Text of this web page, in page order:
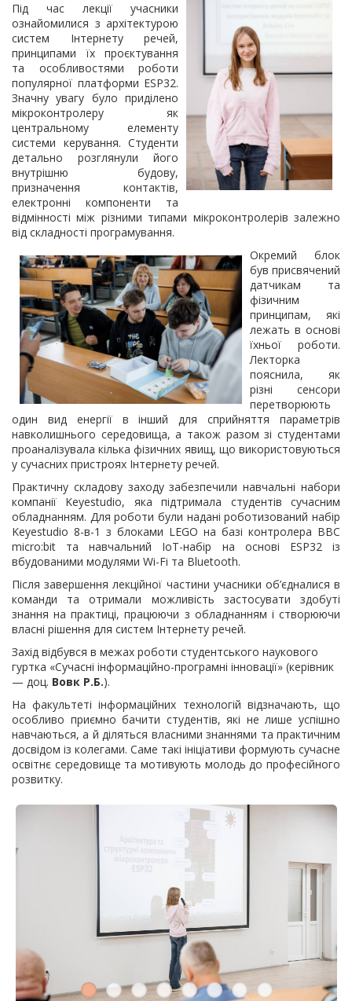
Під час лекції учасники
ознайомилися з архітектурою
систем Інтернету речей,
принципами їх проєктування
та особливостями роботи
популярної платформи ESP32.
Значну увагу було приділено
мікроконтролеру як
центральному елементу
системи керування. Студенти
детально розглянули його
внутрішню будову,
призначення контактів,
електронні компоненти та
відмінності між різними типами мікроконтролерів залежно
від складності програмування.
Окремий блок
був присвячений
датчикам та
фізичним
принципам, які
лежать в основі
їхньої роботи.
Лекторка
пояснила, як
різні сенсори
перетворюють
один вид енергії в інший для сприйняття параметрів
навколишнього середовища, а також разом зі студентами
проаналізувала кілька фізичних явищ, що використовуються
у сучасних пристроях Інтернету речей.
Практичну складову заходу забезпечили навчальні набори
компанії Keyestudio, яка підтримала студентів сучасним
обладнанням. Для роботи були надані роботизований набір
Keyestudio 8-в-1 з блоками LEGO на базі контролера BBC
micro:bit та навчальний IoT-набір на основі ESP32 із
вбудованими модулями Wi-Fi та Bluetooth.
Після завершення лекційної частини учасники об’єдналися в
команди та отримали можливість застосувати здобуті
знання на практиці, працюючи з обладнанням і створюючи
власні рішення для систем Інтернету речей.
Захід відбувся в межах роботи студентського наукового
гуртка «Сучасні інформаційно-програмні інновації» (керівник
— доц. Вовк Р.Б.).
На факультеті інформаційних технологій відзначають, що
особливо приємно бачити студентів, які не лише успішно
навчаються, а й діляться власними знаннями та практичним
досвідом із колегами. Саме такі ініціативи формують сучасне
освітнє середовище та мотивують молодь до професійного
розвитку.